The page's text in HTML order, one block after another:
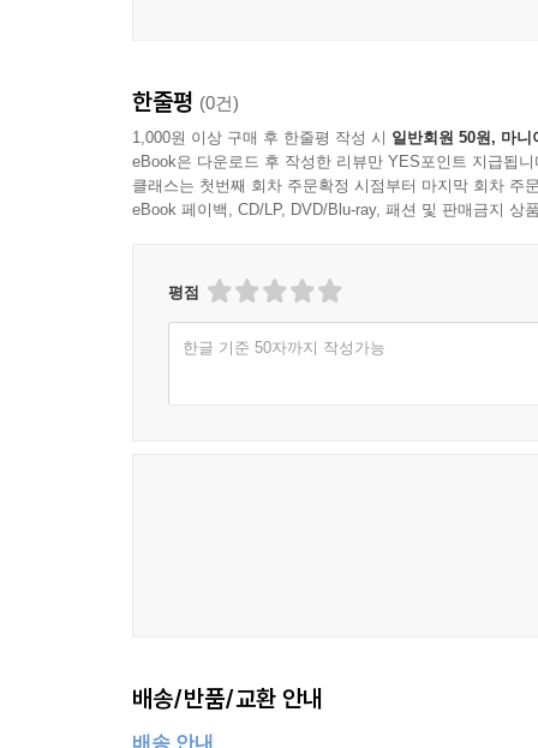
한줄평 (0건)
1,000원 이상 구매 후 한줄평 작성 시 일반회원 50원, 마니
eBook은 다운로드 후 작성한 리뷰만 YES포인트 지급됩니
클래스는 첫번째 회차 주문확정 시점부터 마지막 회차 주
eBook 페이백, CD/LP, DVD/Blu-ray, 패션 및 판매금지 상
평점
한글 기준 50자까지 작성가능
배송/반품/교환 안내
배송 안내